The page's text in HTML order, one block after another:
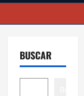
BUSCAR